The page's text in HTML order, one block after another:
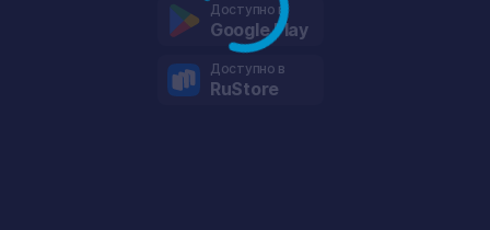
Доступно в
Google Play
Доступно в
RuStore